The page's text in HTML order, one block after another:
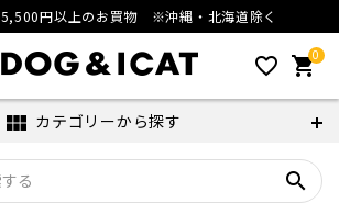
5,500円以上のお買物 ※沖縄・北海道除く
favorite_outline 0
shopping_cart
view_module カテゴリーから探す
search